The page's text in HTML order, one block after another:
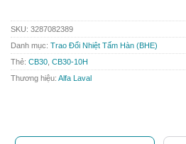
SKU: 3287082389
Danh mục: Trao Đổi Nhiệt Tấm Hàn (BHE)
Thẻ: CB30 CB30-10H
Thương hiệu: Alfa Laval